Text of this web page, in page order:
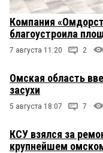
Компания
благоустроила
7 августа 11:20 2
Омская область
засухи
5 августа 18:07 7
КСУ взялся за
крупнейшем